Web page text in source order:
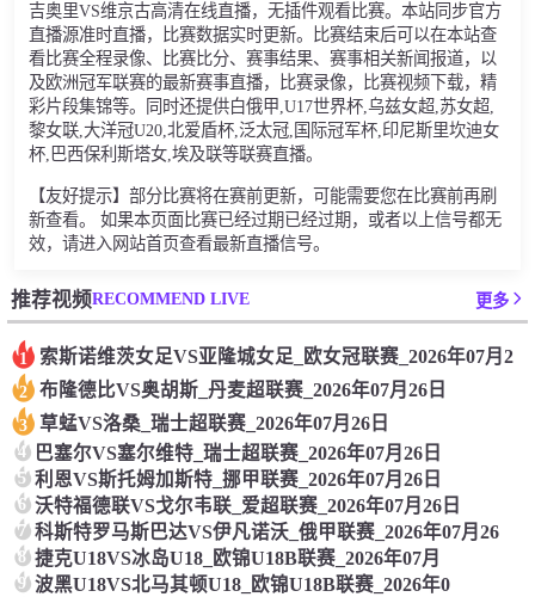
吉奥里VS维京古高清在线直播，无插件观看比赛。本站同步官方
直播源准时直播，比赛数据实时更新。比赛结束后可以在本站查
看比赛全程录像、比赛比分、赛事结果、赛事相关新闻报道，以
及欧洲冠军联赛的最新赛事直播，比赛录像，比赛视频下载，精
彩片段集锦等。同时还提供白俄甲,U17世界杯,乌兹女超,苏女超,
黎女联,大洋冠U20,北爱盾杯,泛太冠,国际冠军杯,印尼斯里坎迪女
杯,巴西保利斯塔女,埃及联等联赛直播。
【友好提示】部分比赛将在赛前更新，可能需要您在比赛前再刷
新查看。 如果本页面比赛已经过期已经过期，或者以上信号都无
效，请进入网站首页查看最新直播信号。
推荐视频RECOMMEND LIVE 更多
1 索斯诺维茨女足VS亚隆城女足_欧女冠联赛_2026年07月2
2 布隆德比VS奥胡斯_丹麦超联赛_2026年07月26日
3 草蜢VS洛桑_瑞士超联赛_2026年07月26日
4 巴塞尔VS塞尔维特_瑞士超联赛_2026年07月26日
5 利恩VS斯托姆加斯特_挪甲联赛_2026年07月26日
6 沃特福德联VS戈尔韦联_爱超联赛_2026年07月26日
7 科斯特罗马斯巴达VS伊凡诺沃_俄甲联赛_2026年07月26
8 捷克U18VS冰岛U18_欧锦U18B联赛_2026年07月
9 波黑U18VS北马其顿U18_欧锦U18B联赛_2026年0